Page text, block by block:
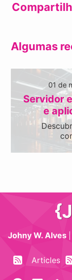
Algumas
01 de
Servidor
e
Johny W. Alves
Articles